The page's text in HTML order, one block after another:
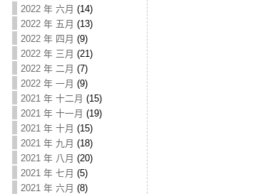
2022 年 六月 (14)
2022 年 五月 (13)
2022 年 四月 (9)
2022 年 三月 (21)
2022 年 二月 (7)
2022 年 一月 (9)
2021 年 十二月 (15)
2021 年 十一月 (19)
2021 年 十月 (15)
2021 年 九月 (18)
2021 年 八月 (20)
2021 年 七月 (5)
2021 年 六月 (8)